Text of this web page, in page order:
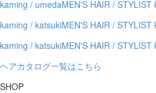
kaming / umedaMEN'S HAIR / STYLIST
kaming / katsukiMEN'S HAIR /
kaming / katsukiMEN'S HAIR / STYLIST
ヘアカタログ一覧はこちら
SHOP